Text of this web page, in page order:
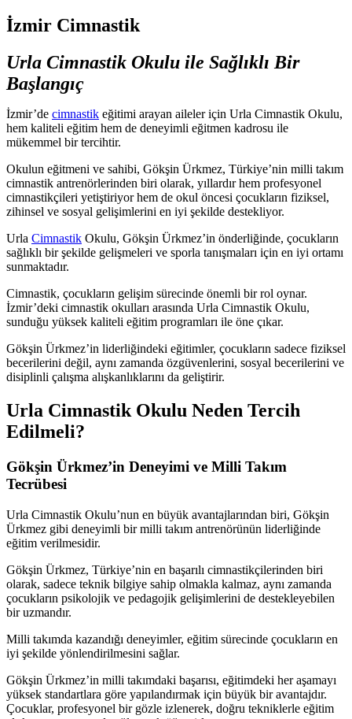
İzmir Cimnastik
Urla Cimnastik Okulu ile Sağlıklı Bir
Başlangıç
İzmir’de cimnastik eğitimi arayan aileler için Urla Cimnastik Okulu,
hem kaliteli eğitim hem de deneyimli eğitmen kadrosu ile
mükemmel bir tercihtir.
Okulun eğitmeni ve sahibi, Gökşin Ürkmez, Türkiye’nin milli takım
cimnastik antrenörlerinden biri olarak, yıllardır hem profesyonel
cimnastikçileri yetiştiriyor hem de okul öncesi çocukların fiziksel,
zihinsel ve sosyal gelişimlerini en iyi şekilde destekliyor.
Urla Cimnastik Okulu, Gökşin Ürkmez’in önderliğinde, çocukların
sağlıklı bir şekilde gelişmeleri ve sporla tanışmaları için en iyi ortamı
sunmaktadır.
Cimnastik, çocukların gelişim sürecinde önemli bir rol oynar.
İzmir’deki cimnastik okulları arasında Urla Cimnastik Okulu,
sunduğu yüksek kaliteli eğitim programları ile öne çıkar.
Gökşin Ürkmez’in liderliğindeki eğitimler, çocukların sadece fiziksel
becerilerini değil, aynı zamanda özgüvenlerini, sosyal becerilerini ve
disiplinli çalışma alışkanlıklarını da geliştirir.
Urla Cimnastik Okulu Neden Tercih
Edilmeli?
Gökşin Ürkmez’in Deneyimi ve Milli Takım
Tecrübesi
Urla Cimnastik Okulu’nun en büyük avantajlarından biri, Gökşin
Ürkmez gibi deneyimli bir milli takım antrenörünün liderliğinde
eğitim verilmesidir.
Gökşin Ürkmez, Türkiye’nin en başarılı cimnastikçilerinden biri
olarak, sadece teknik bilgiye sahip olmakla kalmaz, aynı zamanda
çocukların psikolojik ve pedagojik gelişimlerini de destekleyebilen
bir uzmandır.
Milli takımda kazandığı deneyimler, eğitim sürecinde çocukların en
iyi şekilde yönlendirilmesini sağlar.
Gökşin Ürkmez’in milli takımdaki başarısı, eğitimdeki her aşamayı
yüksek standartlara göre yapılandırmak için büyük bir avantajdır.
Çocuklar, profesyonel bir gözle izlenerek, doğru tekniklerle eğitim